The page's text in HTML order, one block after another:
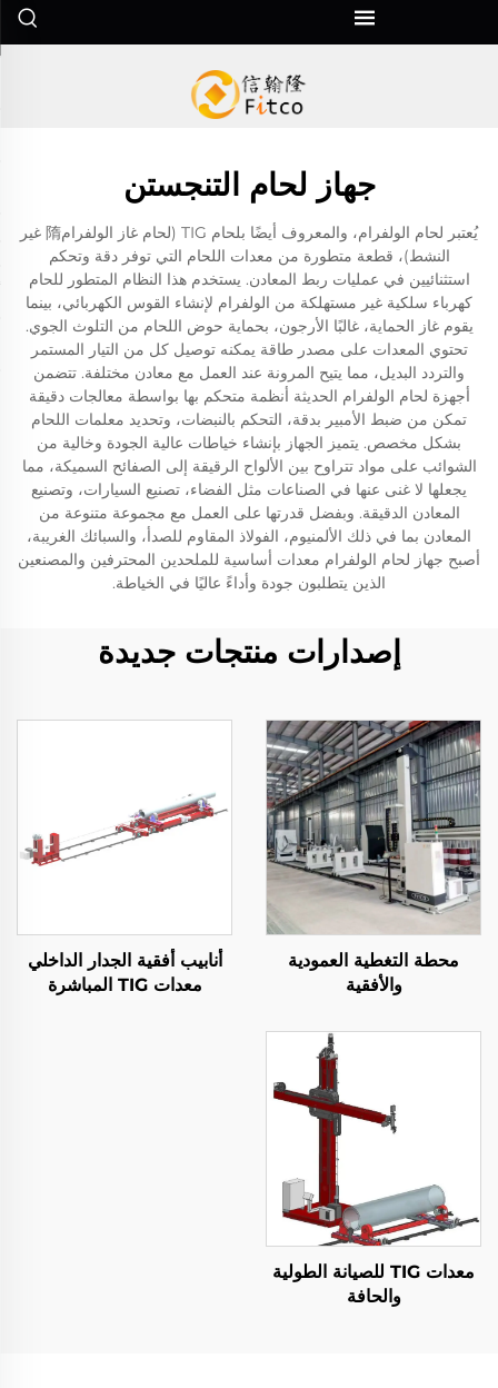
جهاز لحام التنجستن
يُعتبر لحام الولفرام، والمعروف أيضًا بلحام TIG (لحام غاز الولفرام隋 غير
النشط)، قطعة متطورة من معدات اللحام التي توفر دقة وتحكم
استثنائيين في عمليات ربط المعادن. يستخدم هذا النظام المتطور للحام
كهرباء سلكية غير مستهلكة من الولفرام لإنشاء القوس الكهربائي، بينما
يقوم غاز الحماية، غالبًا الأرجون، بحماية حوض اللحام من التلوث الجوي.
تحتوي المعدات على مصدر طاقة يمكنه توصيل كل من التيار المستمر
والتردد البديل، مما يتيح المرونة عند العمل مع معادن مختلفة. تتضمن
أجهزة لحام الولفرام الحديثة أنظمة متحكم بها بواسطة معالجات دقيقة
تمكن من ضبط الأمبير بدقة، التحكم بالنبضات، وتحديد معلمات اللحام
بشكل مخصص. يتميز الجهاز بإنشاء خياطات عالية الجودة وخالية من
الشوائب على مواد تتراوح بين الألواح الرقيقة إلى الصفائح السميكة، مما
يجعلها لا غنى عنها في الصناعات مثل الفضاء، تصنيع السيارات، وتصنيع
المعادن الدقيقة. وبفضل قدرتها على العمل مع مجموعة متنوعة من
المعادن بما في ذلك الألمنيوم، الفولاذ المقاوم للصدأ، والسبائك الغريبة،
أصبح جهاز لحام الولفرام معدات أساسية للملحدين المحترفين والمصنعين
الذين يتطلبون جودة وأداءً عاليًا في الخياطة.
إصدارات منتجات جديدة
محطة التغطية العمودية
والأفقية
أنابيب أفقية الجدار الداخلي
معدات TIG المباشرة
معدات TIG للصيانة الطولية
والحافة